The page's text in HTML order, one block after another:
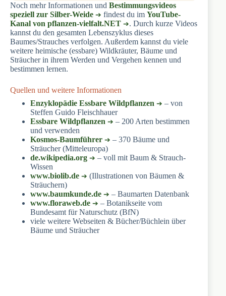
Noch mehr Informationen und Bestimmungsvideos
speziell zur Silber-Weide
findest du im YouTube-
Kanal von pflanzen-vielfalt.NET
. Durch kurze Videos
kannst du den gesamten Lebenszyklus dieses
Baumes/Strauches verfolgen. Außerdem kannst du viele
weitere heimische (essbare) Wildkräuter, Bäume und
Sträucher in ihrem Werden und Vergehen kennen und
bestimmen lernen.
Quellen und weitere Informationen
Enzyklopädie Essbare Wildpflanzen
– von
Steffen Guido Fleischhauer
Essbare Wildpflanzen
– 200 Arten bestimmen
und verwenden
Kosmos-Baumführer
– 370 Bäume und
Sträucher (Mitteleuropa)
de.wikipedia.org
– voll mit Baum & Strauch-
Wissen
www.biolib.de
(Illustrationen von Bäumen &
Sträuchern)
www.baumkunde.de
– Baumarten Datenbank
www.floraweb.de
– Botanikseite vom
Bundesamt für Naturschutz (BfN)
viele weitere Webseiten & Bücher/Büchlein über
Bäume und Sträucher